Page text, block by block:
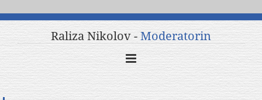
Raliza Nikolov - Moderatorin